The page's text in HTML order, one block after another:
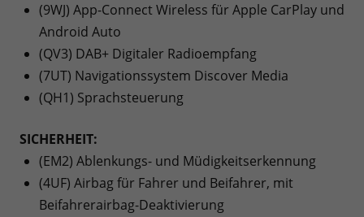
(9WJ) App-Connect Wireless für Apple CarPlay und
Android Auto
(QV3) DAB+ Digitaler Radioempfang
(7UT) Navigationssystem Discover Media
(QH1) Sprachsteuerung
SICHERHEIT:
(EM2) Ablenkungs- und Müdigkeitserkennung
(4UF) Airbag für Fahrer und Beifahrer, mit
Beifahrerairbag-Deaktivierung